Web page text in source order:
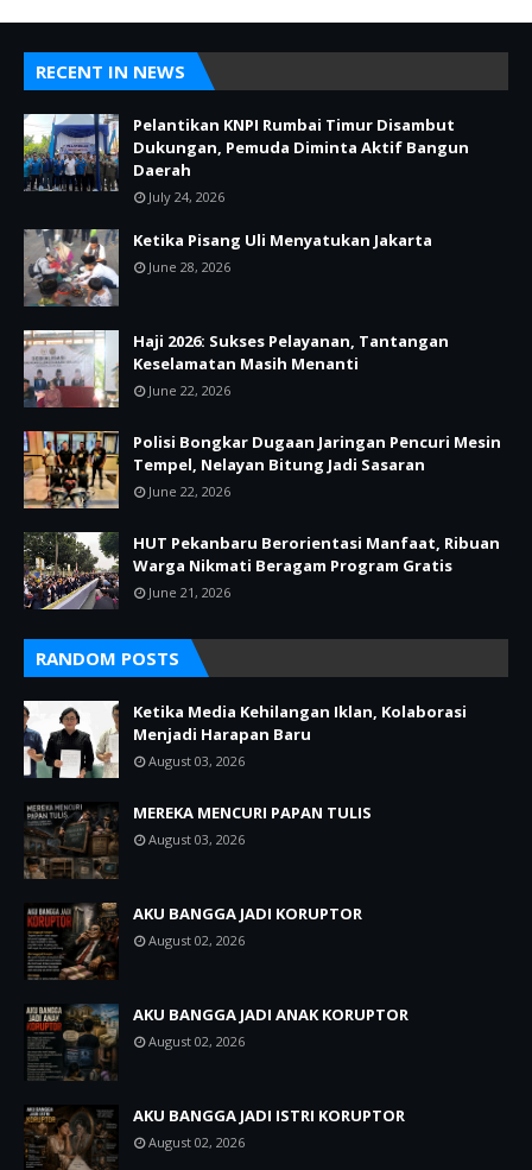
RECENT IN NEWS
Pelantikan KNPI Rumbai Timur Disambut
Dukungan, Pemuda Diminta Aktif Bangun
Daerah
July 24, 2026
Ketika Pisang Uli Menyatukan Jakarta
June 28, 2026
Haji 2026: Sukses Pelayanan, Tantangan
Keselamatan Masih Menanti
June 22, 2026
Polisi Bongkar Dugaan Jaringan Pencuri Mesin
Tempel, Nelayan Bitung Jadi Sasaran
June 22, 2026
HUT Pekanbaru Berorientasi Manfaat, Ribuan
Warga Nikmati Beragam Program Gratis
June 21, 2026
RANDOM POSTS
Ketika Media Kehilangan Iklan, Kolaborasi
Menjadi Harapan Baru
August 03, 2026
MEREKA MENCURI PAPAN TULIS
August 03, 2026
AKU BANGGA JADI KORUPTOR
August 02, 2026
AKU BANGGA JADI ANAK KORUPTOR
August 02, 2026
AKU BANGGA JADI ISTRI KORUPTOR
August 02, 2026